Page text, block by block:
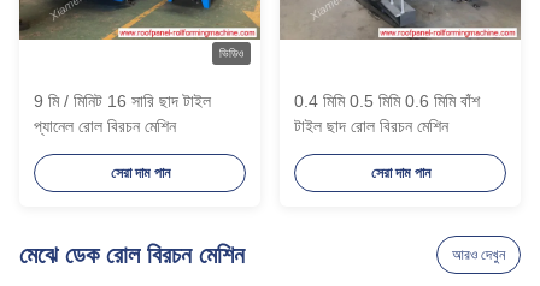
ভিডিও
9 মি / মিনিট 16 সারি ছাদ টাইল
প্যানেল রোল বিরচন মেশিন
সেরা দাম পান
0.4 মিমি 0.5 মিমি 0.6 মিমি বাঁশ
টাইল ছাদ রোল বিরচন মেশিন
সেরা দাম পান
মেঝে ডেক রোল বিরচন মেশিন আরও দেখুন